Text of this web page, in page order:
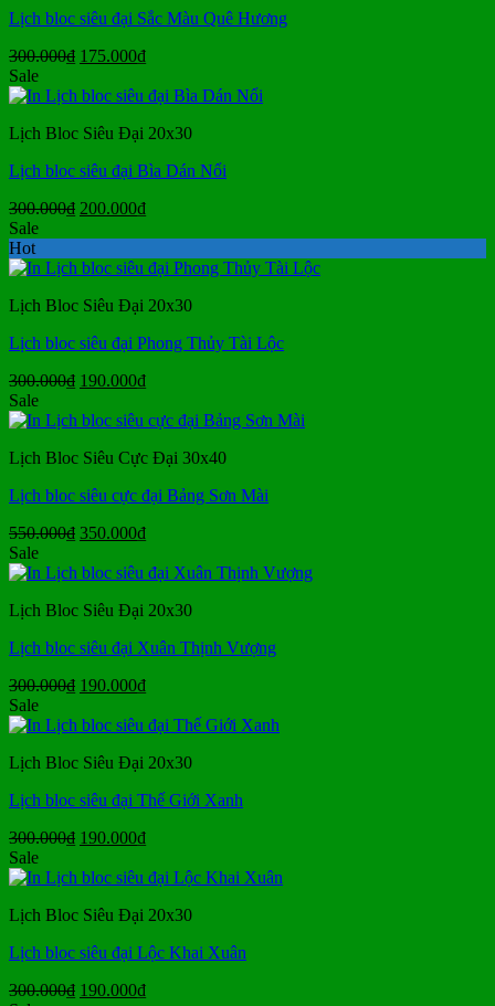
Lịch bloc siêu đại Sắc Màu Quê Hương
300.000₫ Giá
là:
175.000₫Giá
tại
175.000₫.
Sale
Lịch Bloc Siêu Đại 20x30
Lịch bloc siêu đại Bìa Dán Nổi
300.000₫ Giá
300.000₫.
200.000₫Giá
là:
Sale
Hot
Lịch Bloc Siêu Đại 20x30
Lịch bloc siêu đại Phong Thủy Tài Lộc
300.000₫ Giá
là:
190.000₫Giá
tại
190.000₫.
Sale
Lịch Bloc Siêu Cực Đại 30x40
Lịch bloc siêu cực đại Bảng Sơn Mài
550.000₫ Giá
là:
350.000₫Giá
tại
350.000₫.
Sale
Lịch Bloc Siêu Đại 20x30
Lịch bloc siêu đại Xuân Thịnh Vượng
300.000₫ Giá
là:
190.000₫Giá
tại
190.000₫.
Sale
Lịch Bloc Siêu Đại 20x30
Lịch bloc siêu đại Thế Giới Xanh
300.000₫ Giá
là:
190.000₫Giá
tại
190.000₫.
Sale
Lịch Bloc Siêu Đại 20x30
Lịch bloc siêu đại Lộc Khai Xuân
300.000₫ Giá
190.000₫Giá